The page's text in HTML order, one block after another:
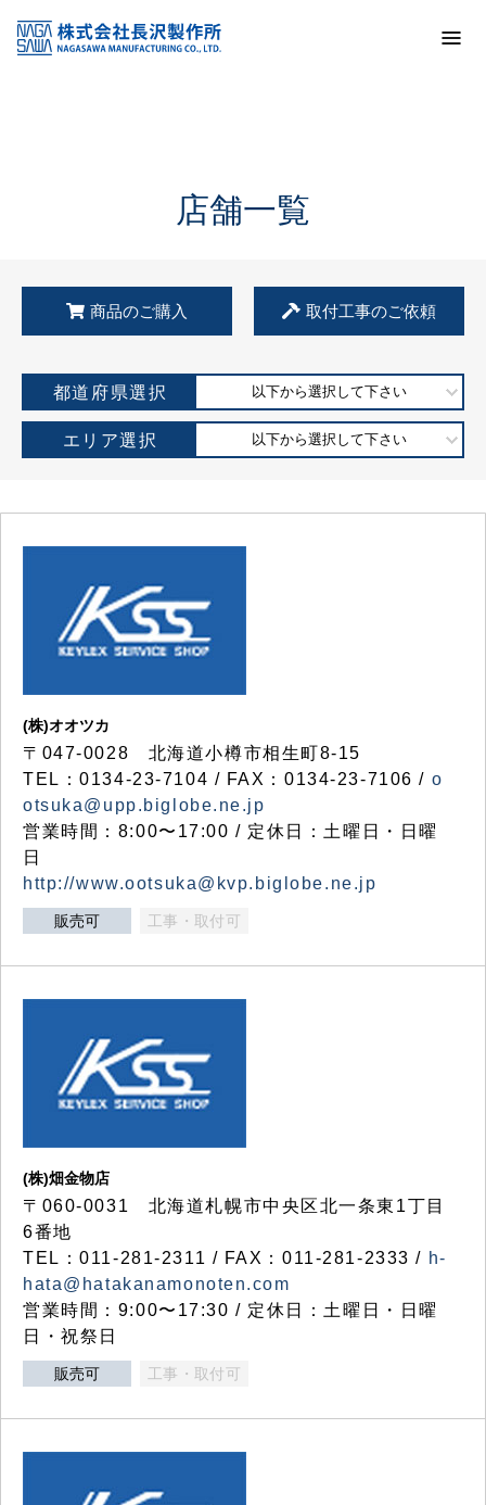
KSS加盟店・取扱店情報
店舗一覧
店舗一覧
商品のご購入 取付工事のご依頼
都道府県選択 以下から選択して下さい
エリア選択 以下から選択して下さい
(株)オオツカ
〒047-0028 北海道小樽市相生町8-15
TEL：0134-23-7104 / FAX：0134-23-7106 / o
otsuka@upp.biglobe.ne.jp
営業時間：8:00〜17:00 / 定休日：土曜日・日曜
日
http://www.ootsuka@kvp.biglobe.ne.jp
販売可 工事・取付可
(株)畑金物店
〒060-0031 北海道札幌市中央区北一条東1丁目
6番地
TEL：011-281-2311 / FAX：011-281-2333 / h-
hata@hatakanamonoten.com
営業時間：9:00〜17:30 / 定休日：土曜日・日曜
日・祝祭日
販売可 工事・取付可